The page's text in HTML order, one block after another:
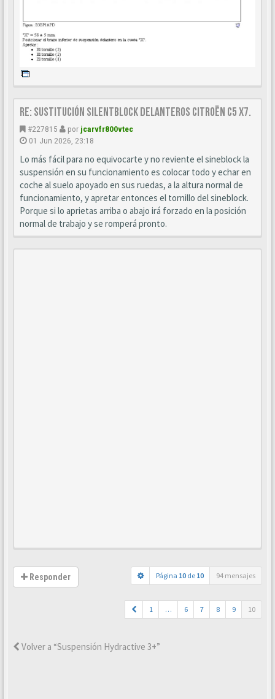
Re: Sustitución SILENTBLOCK delanteros Citroën C5 X7.
#227815 por jcarvfr800vtec
01 Jun 2026, 23:18
Lo más fácil para no equivocarte y no reviente el sineblock la
suspensión en su funcionamiento es colocar todo y echar en
coche al suelo apoyado en sus ruedas, a la altura normal de
funcionamiento, y apretar entonces el tornillo del sineblock.
Porque si lo aprietas arriba o abajo irá forzado en la posición
normal de trabajo y se romperá pronto.
Responder Página 10 de 10 94 mensajes
1 … 6 7 8 9 10
Volver a “Suspensión Hydractive 3+”